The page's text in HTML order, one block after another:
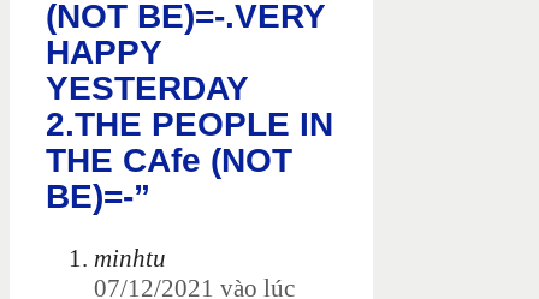
(NOT BE)=-.VERY
HAPPY
YESTERDAY
2.THE PEOPLE IN
THE CAfe (NOT
BE)=-”
minhtu
07/12/2021 vào lúc